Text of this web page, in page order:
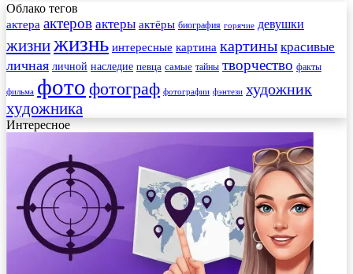
Облако тегов
актера актеров актеры актёры биография горячие девушки
жизнижизнь интересные картина картины красивые
личная личной наследие певца самые тайны творчество факты
фильма фото фотограф фотографии фэнтези художник
художника
Интересное